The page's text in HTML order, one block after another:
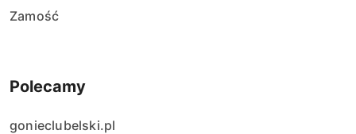
Zamość
Polecamy
gonieclubelski.pl